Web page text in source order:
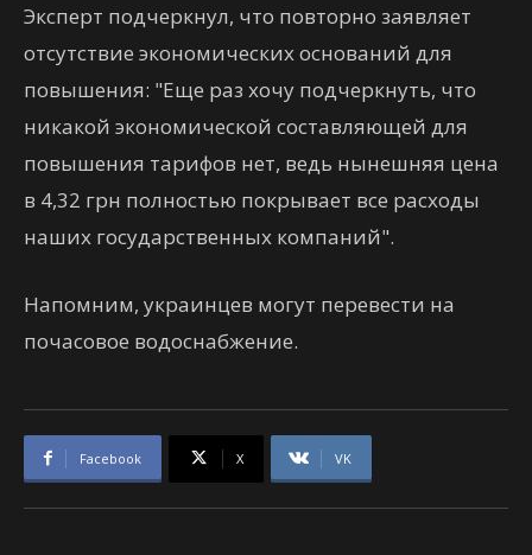
Эксперт подчеркнул, что повторно заявляет
отсутствие экономических оснований для
повышения: "Еще раз хочу подчеркнуть, что
никакой экономической составляющей для
повышения тарифов нет, ведь нынешняя цена
в 4,32 грн полностью покрывает все расходы
наших государственных компаний".
Напомним, украинцев могут перевести на
почасовое водоснабжение.
Facebook X VK